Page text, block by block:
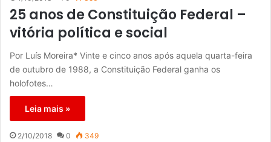
25 anos de Constituição Federal –
vitória política e social
Por Luís Moreira* Vinte e cinco anos após aquela quarta-feira
de outubro de 1988, a Constituição Federal ganha os
holofotes…
Leia mais »
2/10/2018 0 349